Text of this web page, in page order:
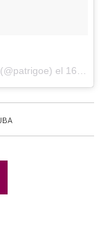
el 16 de Jul de 2017 a la(s) 1:29 PDT